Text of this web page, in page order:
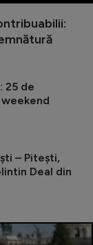
25 de
– Pitești,
Deal din